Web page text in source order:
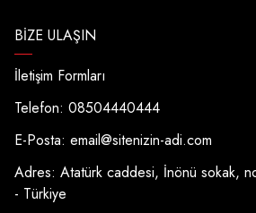
BIZE ULAŞIN
İletişim Formları
Telefon: 08504440444
E-Posta: email@sitenizin-adi.com
Adres: Atatürk caddesi, İnönü sokak,
- Türkiye